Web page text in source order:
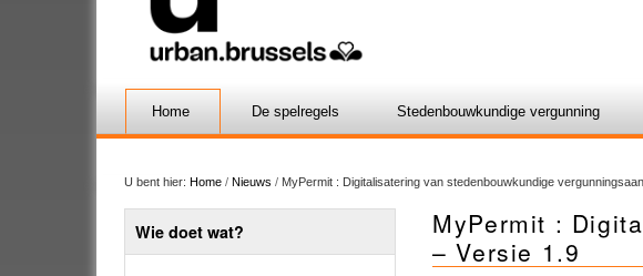
Home De spelregels Stedenbouwkundige vergunning
U bent hier: Home / Nieuws / MyPermit : Digitalisatering van stedenbouwkundige
Wie doet wat?
MyPermit :
– Versie 1.9